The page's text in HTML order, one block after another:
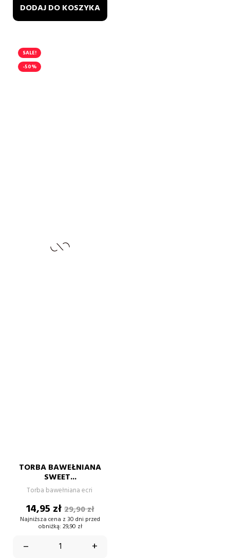
DODAJ DO KOSZYKA
SALE!
-50%
TORBA BAWEŁNIANA
SWEET...
Torba bawełniana ecri
Cena
14,95 złCena
podstawowa
29,90 zł
Najniższa cena z 30 dni przed
obniżką: 29,90 zł
– +